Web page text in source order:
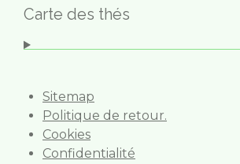
Carte des thés
Sitemap
Politique de retour.
Cookies
Confidentialité